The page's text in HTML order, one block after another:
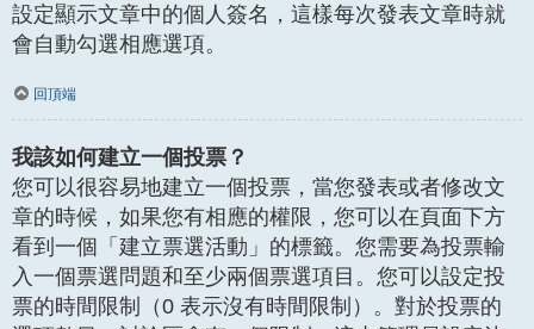
設定顯示文章中的個人簽名，這樣每次發表文章時就
會自動勾選相應選項。
回頂端
我該如何建立一個投票？
您可以很容易地建立一個投票，當您發表或者修改文
章的時候，如果您有相應的權限，您可以在頁面下方
看到一個「建立票選活動」的標籤。您需要為投票輸
入一個票選問題和至少兩個票選項目。您可以設定投
票的時間限制（0 表示沒有時間限制）。對於投票的